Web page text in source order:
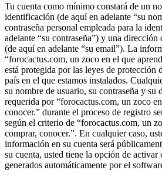
Tu cuenta como mínimo constará de un
identificación (de aquí en adelante “su
contraseña personal empleada para la
adelante “su contraseña”) y una
(de aquí en adelante “su email”). La
“forocactus.com, un zoco en el que
está protegida por las leyes de protección
país en el que estamos instalados.
su nombre de usuario, su contraseña y su
requerida por “forocactus.com, un zoco
conocer.” durante el proceso de registro
según el criterio de “forocactus.com, un
comprar, conocer.”. En cualquier caso,
información en su cuenta será
su cuenta, usted tiene la opción de activar
generados automáticamente por el